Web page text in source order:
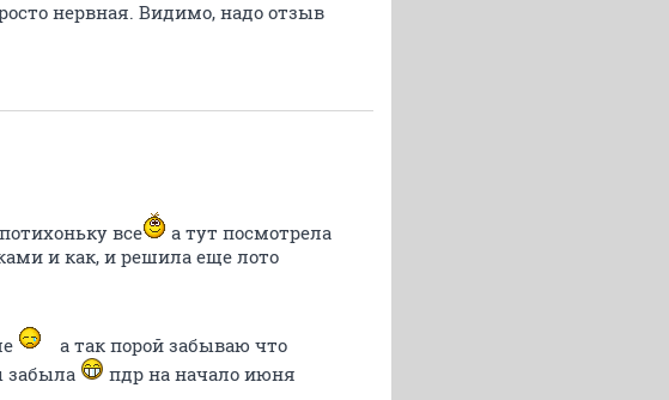
нервная. Видимо, надо отзыв
все
а тут посмотрела
и как, и решила еще лото
а так порой забываю что
забыла
пдр на начало июня